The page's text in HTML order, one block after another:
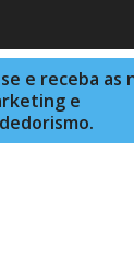
e receba as
e